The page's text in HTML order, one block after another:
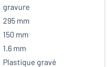
gravure
295 mm
150 mm
1.6 mm
Plastique gravé